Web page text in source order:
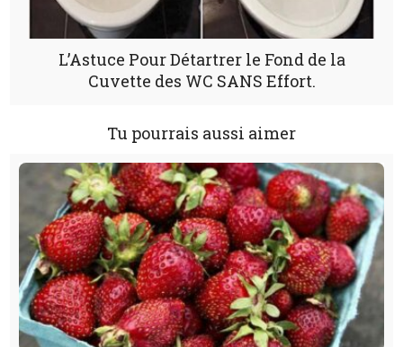
L’Astuce Pour Détartrer le Fond de la
Cuvette des WC SANS Effort.
Tu pourrais aussi aimer